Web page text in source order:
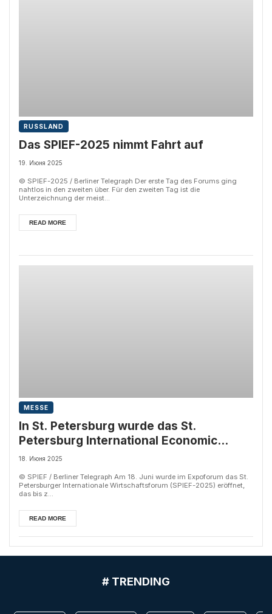
RUSSLAND
Das SPIEF-2025 nimmt Fahrt auf
19. Июня 2025
© SPIEF-2025 / Berliner Telegraph Der erste Tag des Forums ging
nahtlos in den zweiten über. Für den zweiten Tag ist die
Unterzeichnung der meist...
READ MORE
MESSE
In St. Petersburg wurde das St.
Petersburg International Economic
Forum (SPIEF-2025) eröffnet
18. Июня 2025
© SPIEF / Berliner Telegraph Am 18. Juni wurde im Expoforum das St.
Petersburger Internationale Wirtschaftsforum (SPIEF-2025) eröffnet,
das bis z...
READ MORE
# TRENDING